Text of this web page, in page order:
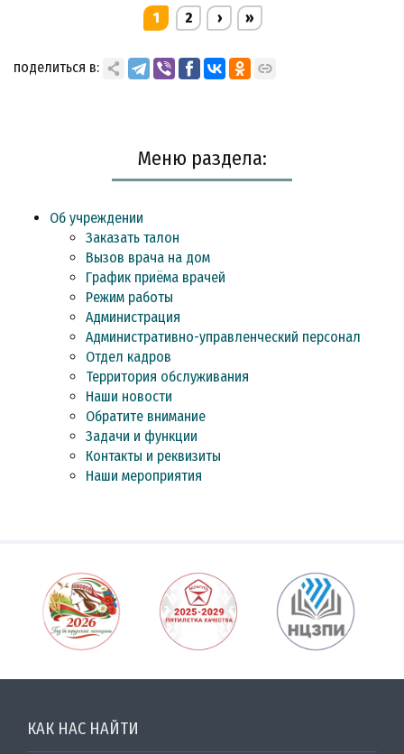
1 2 › »
поделиться в:
Меню раздела:
Об учреждении
Заказать талон
Вызов врача на дом
График приёма врачей
Режим работы
Администрация
Административно-управленческий персонал
Отдел кадров
Территория обслуживания
Наши новости
Обратите внимание
Задачи и функции
Контакты и реквизиты
Наши мероприятия
КАК НАС НАЙТИ